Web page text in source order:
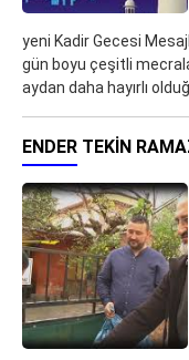
yeni Kadir Gecesi
gün boyu çeşitli
aydan daha hayırlı
ENDER TEKIN